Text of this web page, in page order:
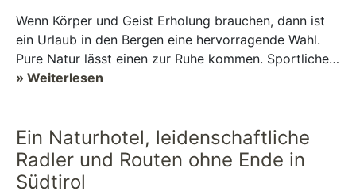
Wenn Körper und Geist Erholung brauchen, dann ist
ein Urlaub in den Bergen eine hervorragende Wahl.
Pure Natur lässt einen zur Ruhe kommen. Sportliche
Aktivitäten beleben. Das Walchsee Akti...
» Weiterlesen
Ein Naturhotel, leidenschaftliche
Radler und Routen ohne Ende in
Südtirol